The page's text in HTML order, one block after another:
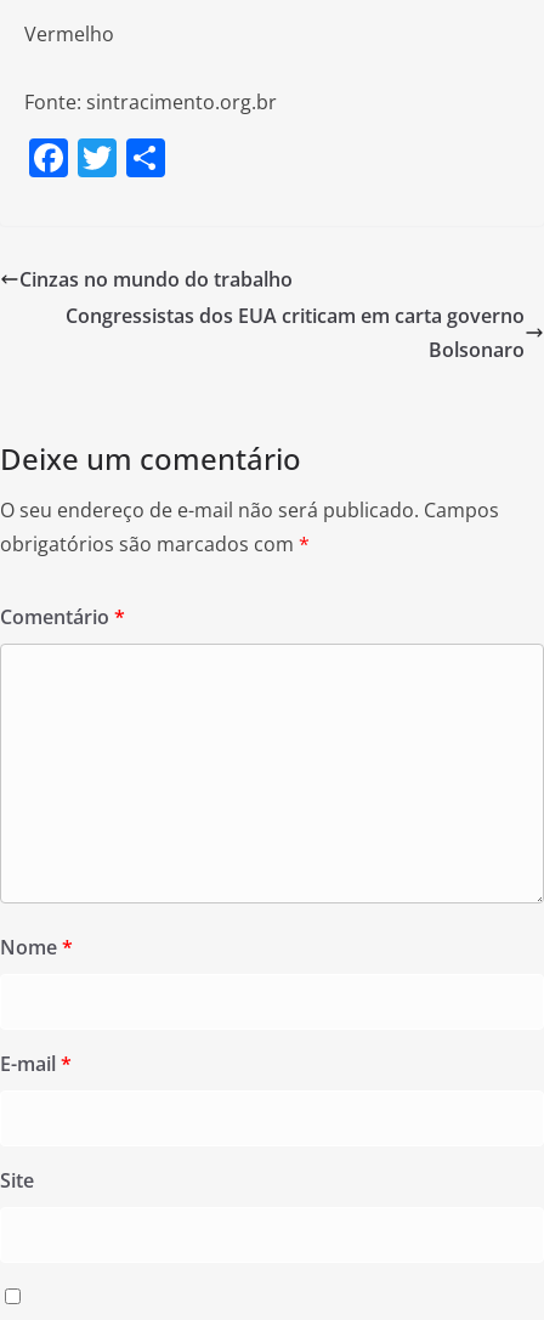
Vermelho
Fonte: sintracimento.org.br
F
e
b
T
er e
Cinzas no mundo do trabalho
Congressistas dos EUA criticam em carta governo
Bolsonaro
Deixe um comentário
O seu endereço de e-mail não será publicado. Campos
obrigatórios são marcados com *
Comentário *
Nome*
E-mail*
Site